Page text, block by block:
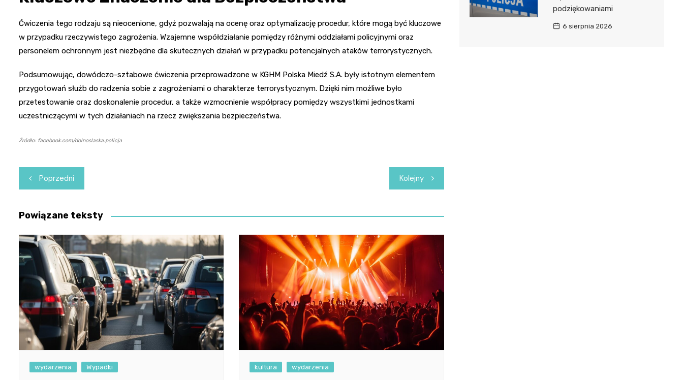
Ćwiczenia tego rodzaju są nieocenione, gdyż pozwalają na ocenę oraz optymalizację procedur, które mogą być kluczowe
w przypadku rzeczywistego zagrożenia. Wzajemne współdziałanie pomiędzy różnymi oddziałami policyjnymi oraz
personelem ochronnym jest niezbędne dla skutecznych działań w przypadku potencjalnych ataków terrorystycznych.
Podsumowując, dowódczo-sztabowe ćwiczenia przeprowadzone w KGHM Polska Miedź S.A. były istotnym elementem
przygotowań służb do radzenia sobie z zagrożeniami o charakterze terrorystycznym. Dzięki nim możliwe było
przetestowanie oraz doskonalenie procedur, a także wzmocnienie współpracy pomiędzy wszystkimi jednostkami
uczestniczącymi w tych działaniach na rzecz zwiększania bezpieczeństwa.
Źródło: facebook.com/dolnoslaska.policja
Nawigacja
wpisu
Poprzedni Kolejny
Powiązane teksty
wydarzenia Wypadki kultura wydarzenia
podziękowaniami
6 sierpnia 2026